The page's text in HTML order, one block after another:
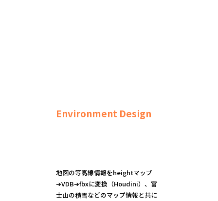
Environment Design
地図の等高線情報をheightマップ
➔VDB➔fbxに変換（Houdini）、富
士山の積雪などのマップ情報と共に